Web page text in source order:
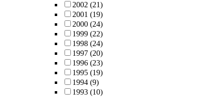
2002 (21)
2001 (19)
2000 (24)
1999 (22)
1998 (24)
1997 (20)
1996 (23)
1995 (19)
1994 (9)
1993 (10)